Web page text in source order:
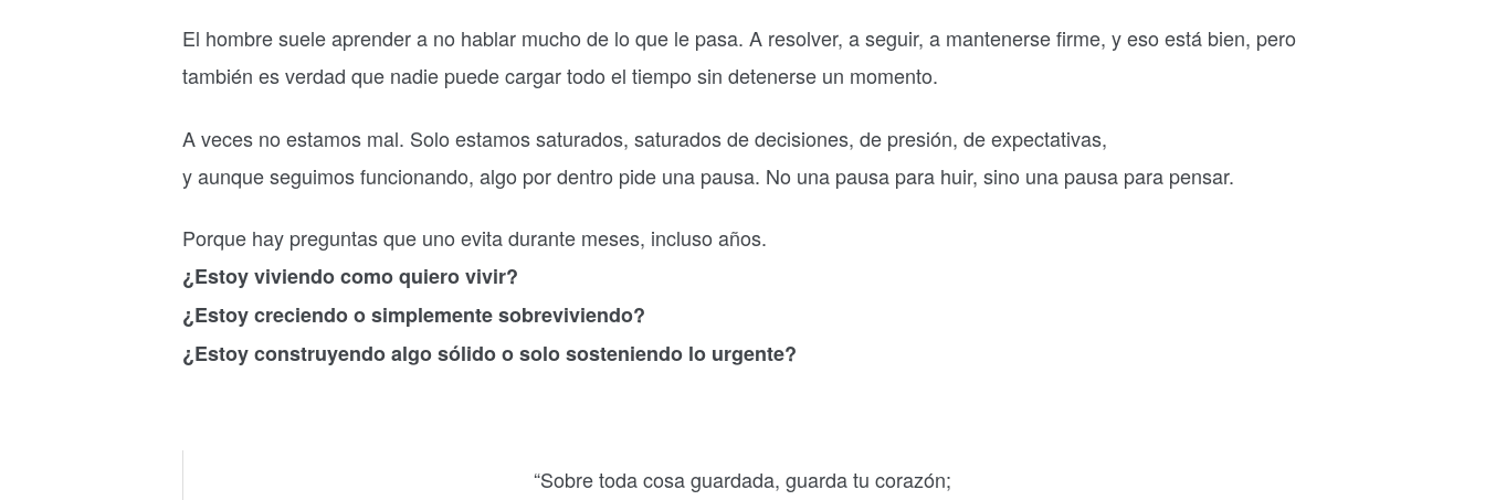
El hombre suele aprender a no hablar mucho de lo que le pasa. A resolver, a seguir, a mantenerse firme, y eso está bien, pero
también es verdad que nadie puede cargar todo el tiempo sin detenerse un momento.
A veces no estamos mal. Solo estamos saturados, saturados de decisiones, de presión, de expectativas,
y aunque seguimos funcionando, algo por dentro pide una pausa. No una pausa para huir, sino una pausa para pensar.
Porque hay preguntas que uno evita durante meses, incluso años.
¿Estoy viviendo como quiero vivir?
¿Estoy creciendo o simplemente sobreviviendo?
¿Estoy construyendo algo sólido o solo sosteniendo lo urgente?
“Sobre toda cosa guardada, guarda tu corazón;